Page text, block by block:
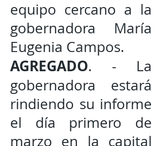
equipo cercano a la
gobernadora María
Eugenia Campos.
AGREGADO. - La
gobernadora estará
rindiendo su informe
el día primero de
marzo en la capital